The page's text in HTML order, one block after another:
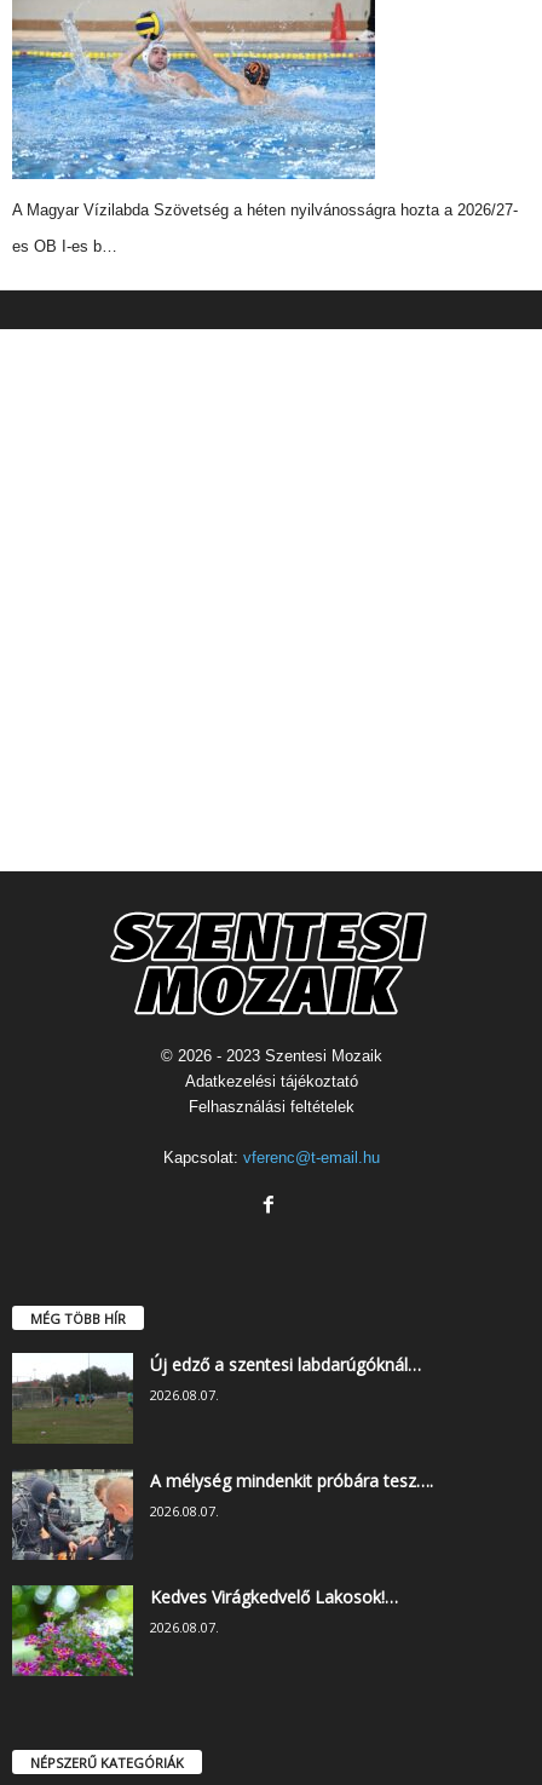
A Magyar Vízilabda Szövetség a héten nyilvánosságra hozta a 2026/27-
es OB I-es b…
© 2026 - 2023 Szentesi Mozaik
Adatkezelési tájékoztató
Felhasználási feltételek
Kapcsolat: vferenc@t-email.hu
MÉG TÖBB HÍR
Új edző a szentesi labdarúgóknál…
2026.08.07.
A mélység mindenkit próbára tesz….
2026.08.07.
Kedves Virágkedvelő Lakosok!…
2026.08.07.
NÉPSZERŰ KATEGÓRIÁK